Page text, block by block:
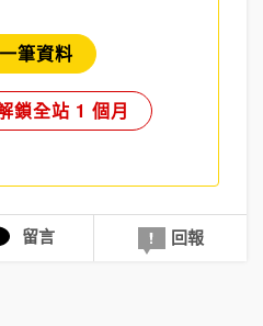
筆資料
鎖全站 1 個月
留言 回報